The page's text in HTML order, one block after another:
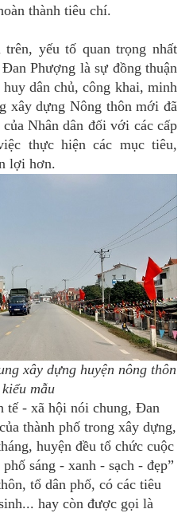
thành tiêu chí.
yếu tố quan trọng nhất
Phượng là sự đồng thuận
dân chủ, công khai, minh
xây dựng Nông thôn mới đã
Nhân dân đối với các cấp
thực hiện các mục tiêu,
lợi hơn.
xây dựng huyện nông thôn
mẫu
tế - xã hội nói chung, Đan
thành phố trong xây dựng,
huyện đều tổ chức cuộc
sáng - xanh - sạch - đẹp”
tổ dân phố, có các tiêu
hay còn được gọi là